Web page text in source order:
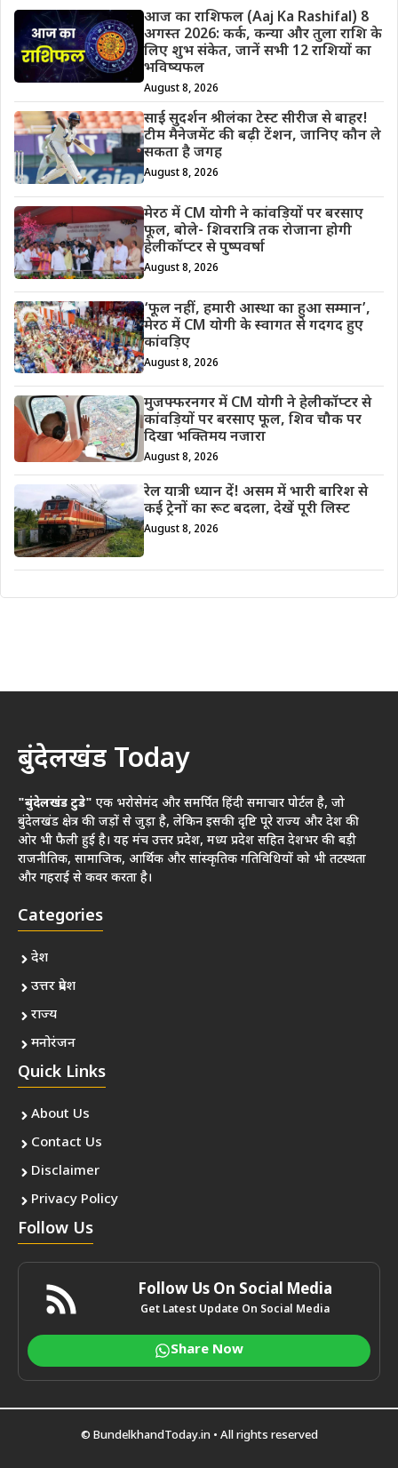
आज का राशिफल (Aaj Ka Rashifal) 8
अगस्त 2026: कर्क, कन्या और तुला राशि के
लिए शुभ संकेत, जानें सभी 12 राशियों का
भविष्यफल
August 8, 2026
साई सुदर्शन श्रीलंका टेस्ट सीरीज से बाहर!
टीम मैनेजमेंट की बढ़ी टेंशन, जानिए कौन ले
सकता है जगह
August 8, 2026
मेरठ में CM योगी ने कांवड़ियों पर बरसाए
फूल, बोले- शिवरात्रि तक रोजाना होगी
हेलीकॉप्टर से पुष्पवर्षा
August 8, 2026
‘फूल नहीं, हमारी आस्था का हुआ सम्मान’,
मेरठ में CM योगी के स्वागत से गदगद हुए
कांवड़िए
August 8, 2026
मुजफ्फरनगर में CM योगी ने हेलीकॉप्टर से
कांवड़ियों पर बरसाए फूल, शिव चौक पर
दिखा भक्तिमय नजारा
August 8, 2026
रेल यात्री ध्यान दें! असम में भारी बारिश से
कई ट्रेनों का रूट बदला, देखें पूरी लिस्ट
August 8, 2026
बुंदेलखंड Today
"बुंदेलखंड टुडे" एक भरोसेमंद और समर्पित हिंदी समाचार पोर्टल है, जो
बुंदेलखंड क्षेत्र की जड़ों से जुड़ा है, लेकिन इसकी दृष्टि पूरे राज्य और देश की
ओर भी फैली हुई है। यह मंच उत्तर प्रदेश, मध्य प्रदेश सहित देशभर की बड़ी
राजनीतिक, सामाजिक, आर्थिक और सांस्कृतिक गतिविधियों को भी तटस्थता
और गहराई से कवर करता है।
Categories
देश
उत्तर प्रदेश
राज्य
मनोरंजन
Quick Links
About Us
Contact Us
Disclaimer
Privacy Policy
Follow Us
Follow Us On Social Media
Get Latest Update On Social Media
Share Now
© BundelkhandToday.in • All rights reserved